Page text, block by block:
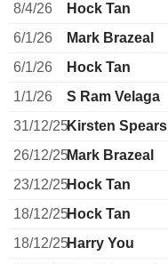
8/4/26
Hock Tan
6/1/26
Mark Brazeal
6/1/26
Hock Tan
1/1/26
S Ram Velaga
31/12/25Kirsten Spears
26/12/25Mark Brazeal
23/12/25Hock Tan
18/12/25Hock Tan
18/12/25Harry You